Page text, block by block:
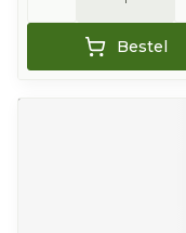
Bestel